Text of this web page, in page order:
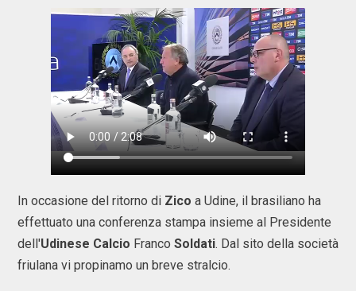
In occasione del ritorno di Zico a Udine, il brasiliano ha
effettuato una conferenza stampa insieme al Presidente
dell'Udinese Calcio Franco Soldati. Dal sito della società
friulana vi propinamo un breve stralcio.